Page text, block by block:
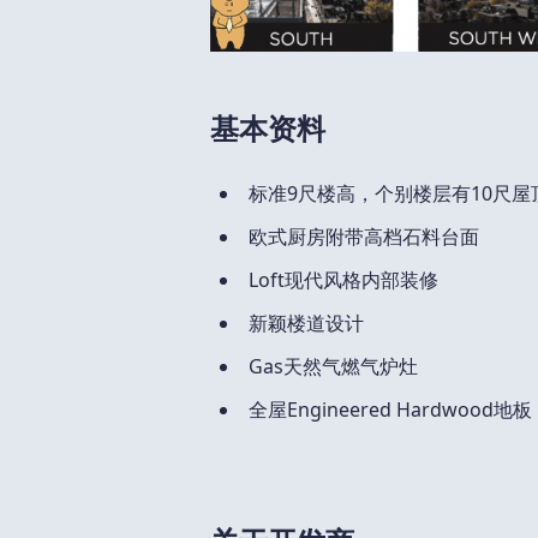
基本资料
标准9尺楼高，个别楼层有10尺屋
欧式厨房附带高档石料台面
Loft现代风格内部装修
新颖楼道设计
Gas天然气燃气炉灶
全屋Engineered Hardwood地板